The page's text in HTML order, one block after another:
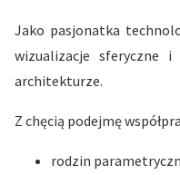
Jako pasjonatka
wizualizacje sferyczne
architekturze.
Z chęcią podejmę
rodzin